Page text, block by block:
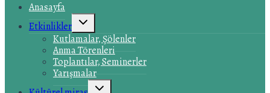
Anasayfa
Etkinlikler
Toggle
menu
Kutlamalar, Şölenler
Anma Törenleri
Toplantılar, Seminerler
Yarışmalar
Toggle